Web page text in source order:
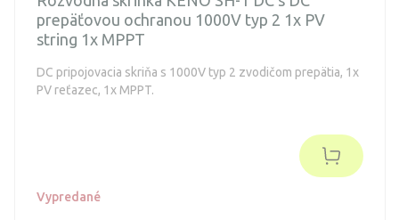
prepäťovou ochranou 1000V typ 2 1x PV
string 1x MPPT
DC pripojovacia skriňa s 1000V typ 2 zvodičom prepätia, 1x
PV reťazec, 1x MPPT.
Vypredané